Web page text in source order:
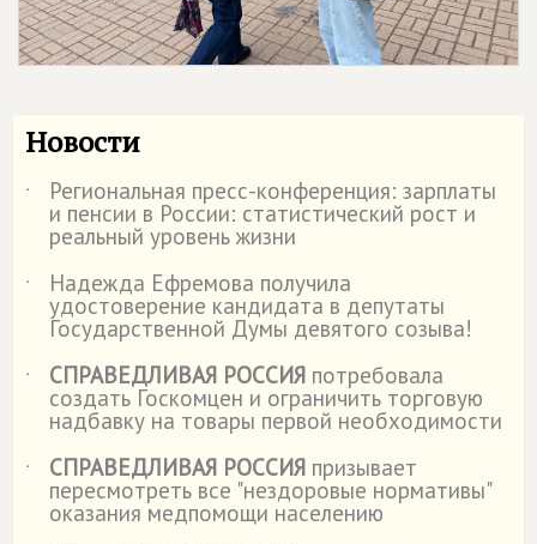
Новости
˙ Региональная пресс-конференция: зарплаты
и пенсии в России: статистический рост и
реальный уровень жизни
˙
Надежда Ефремова получила
удостоверение кандидата в депутаты
Государственной Думы девятого созыва!
˙
СПРАВЕДЛИВАЯ РОССИЯ потребовала
создать Госкомцен и ограничить торговую
надбавку на товары первой необходимости
˙
СПРАВЕДЛИВАЯ РОССИЯ призывает
пересмотреть все "нездоровые нормативы"
оказания медпомощи населению